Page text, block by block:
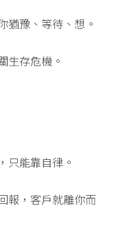
猶豫、等待、想。
生存危機。
只能靠自律。
報，客戶就離你而